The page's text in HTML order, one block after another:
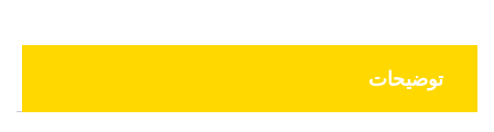
توضیحات